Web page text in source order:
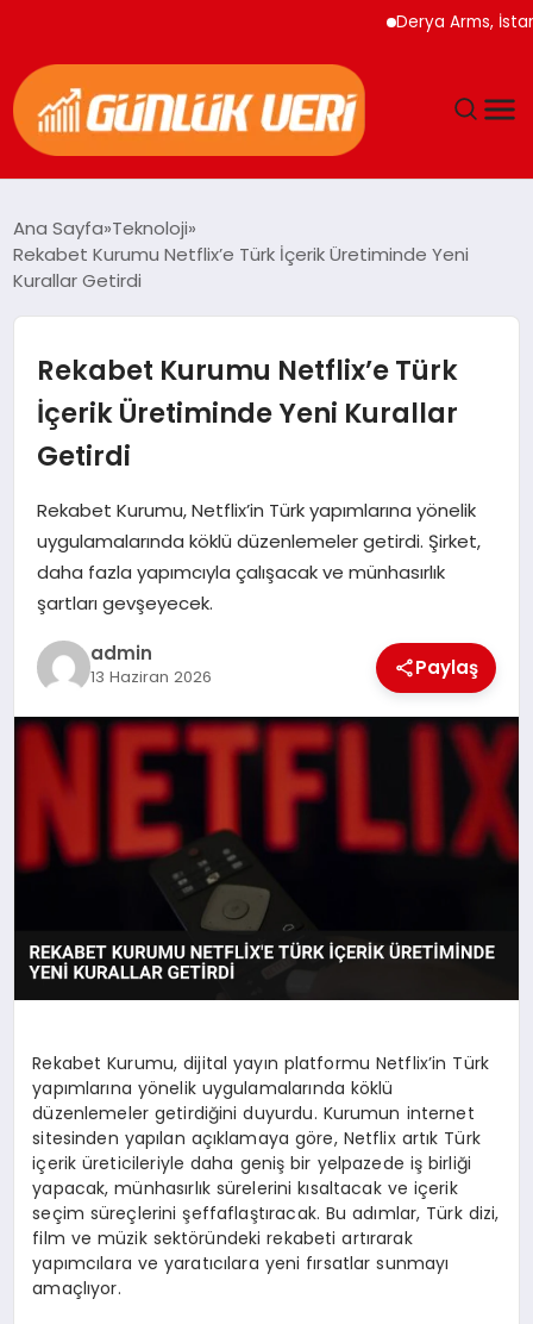
Derya Arms,
GÜNDEM
EĞITIM
EKONOMI
GENEL
SPOR
TEKNOLOJI
Ana Sayfa Teknoloji
Rekabet Kurumu Netflix’e Türk İçerik Üretiminde Yeni
Kurallar Getirdi
Rekabet Kurumu Netflix’e Türk
İçerik Üretiminde Yeni Kurallar
Getirdi
Rekabet Kurumu, Netflix’in Türk yapımlarına yönelik
uygulamalarında köklü düzenlemeler getirdi. Şirket,
daha fazla yapımcıyla çalışacak ve münhasırlık
şartları gevşeyecek.
admin
13 Haziran 2026 Paylaş
Rekabet Kurumu, dijital yayın platformu Netflix’in Türk
yapımlarına yönelik uygulamalarında köklü
düzenlemeler getirdiğini duyurdu. Kurumun internet
sitesinden yapılan açıklamaya göre, Netflix artık Türk
içerik üreticileriyle daha geniş bir yelpazede iş birliği
yapacak, münhasırlık sürelerini kısaltacak ve içerik
seçim süreçlerini şeffaflaştıracak. Bu adımlar, Türk dizi,
film ve müzik sektöründeki rekabeti artırarak
yapımcılara ve yaratıcılara yeni fırsatlar sunmayı
amaçlıyor.